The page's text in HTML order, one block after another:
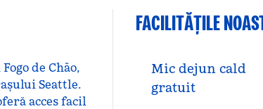
de Chão,
Seattle.
acces facil
FACILITĂŢILE
Mic dejun cald
gratuit